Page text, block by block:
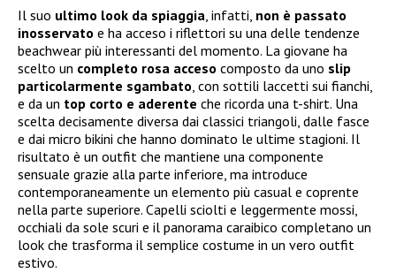
Il suo ultimo look da spiaggia, infatti, non è passato
inosservato e ha acceso i riflettori su una delle tendenze
beachwear più interessanti del momento. La giovane ha
scelto un completo rosa acceso composto da uno slip
particolarmente sgambato, con sottili laccetti sui fianchi,
e da un top corto e aderente che ricorda una t-shirt. Una
scelta decisamente diversa dai classici triangoli, dalle fasce
e dai micro bikini che hanno dominato le ultime stagioni. Il
risultato è un outfit che mantiene una componente
sensuale grazie alla parte inferiore, ma introduce
contemporaneamente un elemento più casual e coprente
nella parte superiore. Capelli sciolti e leggermente mossi,
occhiali da sole scuri e il panorama caraibico completano un
look che trasforma il semplice costume in un vero outfit
estivo.